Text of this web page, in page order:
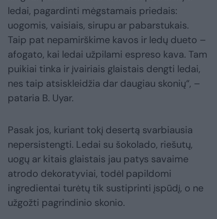
ledai, pagardinti mėgstamais priedais:
uogomis, vaisiais, sirupu ar pabarstukais.
Taip pat nepamirškime kavos ir ledų dueto –
afogato, kai ledai užpilami espreso kava. Tam
puikiai tinka ir įvairiais glaistais dengti ledai,
nes taip atsiskleidžia dar daugiau skonių“, –
pataria B. Uyar.
Pasak jos, kuriant tokį desertą svarbiausia
nepersistengti. Ledai su šokolado, riešutų,
uogų ar kitais glaistais jau patys savaime
atrodo dekoratyviai, todėl papildomi
ingredientai turėtų tik sustiprinti įspūdį, o ne
užgožti pagrindinio skonio.